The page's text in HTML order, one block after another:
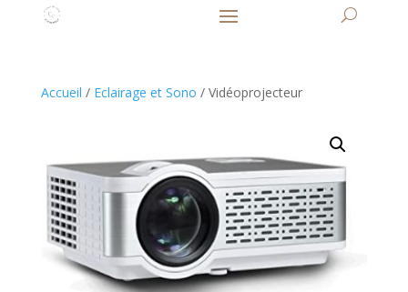
Accueil / Eclairage et Sono / Vidéoprojecteur